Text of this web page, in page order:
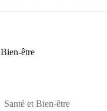
Bien-être
Santé et Bien-être